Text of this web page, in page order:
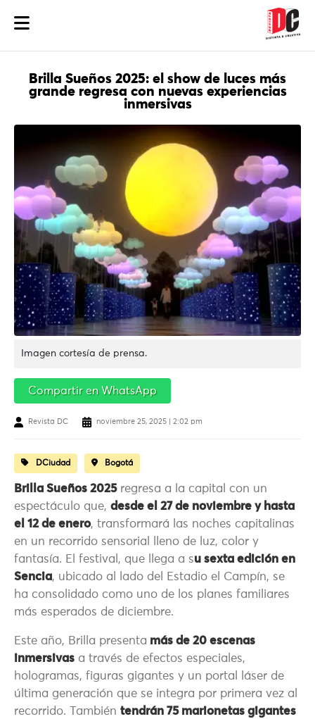
Brilla Sueños 2025: el show de luces más
grande regresa con nuevas experiencias
inmersivas
Imagen cortesía de prensa.
Compartir en WhatsApp
Revista DC noviembre 25, 2025 | 2:02 pm
DCiudad Bogotá
Brilla Sueños 2025regresa a la capital con un
espectáculo que, desde el 27 de noviembre y hasta
el 12 de enero, transformará las noches capitalinas
en un recorrido sensorial lleno de luz, color y
fantasía. El festival, que llega a su sexta edición en
Sencia, ubicado al lado del Estadio el Campín, se
ha consolidado como uno de los planes familiares
más esperados de diciembre.
Este año, Brilla presenta más de 20 escenas
inmersivas a través de efectos especiales,
hologramas, figuras gigantes y un portal láser de
última generación que se integra por primera vez al
recorrido. También tendrán 75 marionetas gigantes